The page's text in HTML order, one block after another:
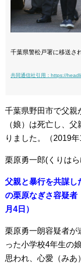
千葉県警松戸署に移送さ
共同通信社引用：https://
千葉県野田市で父親
（娘）は死亡し、
りました。（2019年
栗原勇一郎(くりは
父親と暴行を共謀し
の栗原なぎさ容疑者
月4日）
栗原勇一朗容疑者が
った小学校4年生の
思われ、心愛（みあ